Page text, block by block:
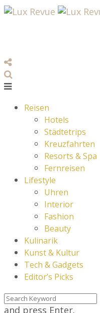
Reisen
Hotels
Städtetrips
Kreuzfahrten
Resorts & Spa
Fernreisen
Lifestyle
Uhren
Interior
Fashion
Beauty
Kulinarik
Kunst & Kultur
Tech & Gadgets
Editor’s Picks
and press Enter.